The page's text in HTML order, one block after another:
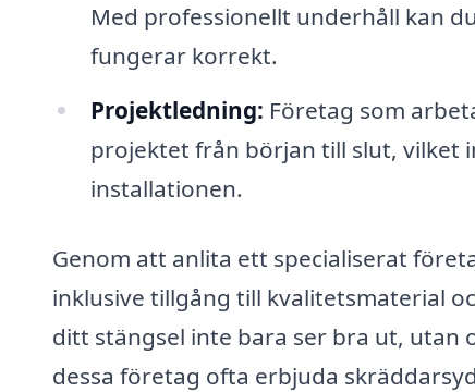
Med professionellt underhåll kan
fungerar korrekt.
Projektledning: Företag som
projektet från början till slut, vilket
installationen.
Genom att anlita ett specialiserat
inklusive tillgång till kvalitetsmaterial
ditt stängsel inte bara ser bra ut, utan
dessa företag ofta erbjuda